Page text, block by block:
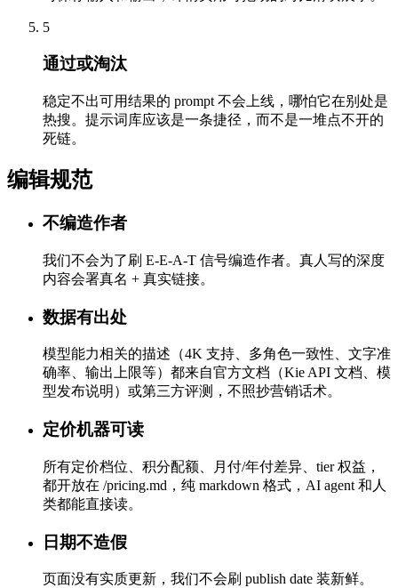
5
通过或淘汰
稳定不出可用结果的 prompt 不会上线，哪怕它在别处是
热搜。提示词库应该是一条捷径，而不是一堆点不开的
死链。
编辑规范
不编造作者
我们不会为了刷 E-E-A-T 信号编造作者。真人写的深度
内容会署真名 + 真实链接。
数据有出处
模型能力相关的描述（4K 支持、多角色一致性、文字准
确率、输出上限等）都来自官方文档（Kie API 文档、模
型发布说明）或第三方评测，不照抄营销话术。
定价机器可读
所有定价档位、积分配额、月付/年付差异、tier 权益，
都开放在 /pricing.md，纯 markdown 格式，AI agent 和人
类都能直接读。
日期不造假
页面没有实质更新，我们不会刷 publish date 装新鲜。